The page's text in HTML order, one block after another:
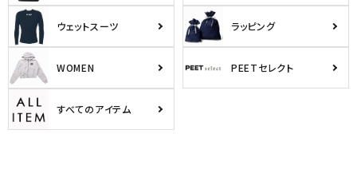
ウェットスーツ ラッピング
WOMEN PEETセレクト
すべてのアイテム